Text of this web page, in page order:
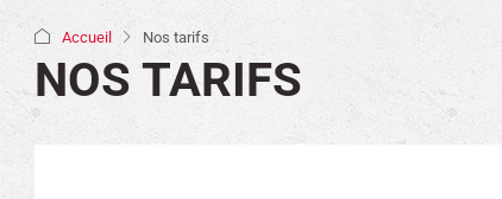
Accueil Nos tarifs
NOS TARIFS